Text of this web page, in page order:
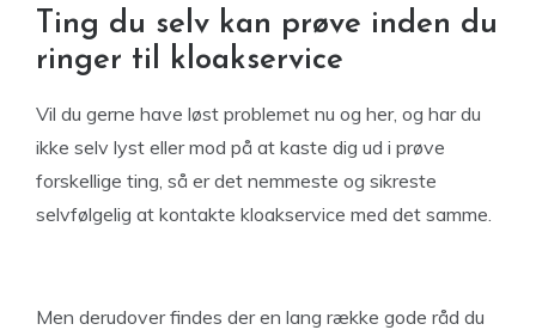
Ting du selv kan prøve inden du
ringer til kloakservice
Vil du gerne have løst problemet nu og her, og har du
ikke selv lyst eller mod på at kaste dig ud i prøve
forskellige ting, så er det nemmeste og sikreste
selvfølgelig at kontakte kloakservice med det samme.
Men derudover findes der en lang række gode råd du